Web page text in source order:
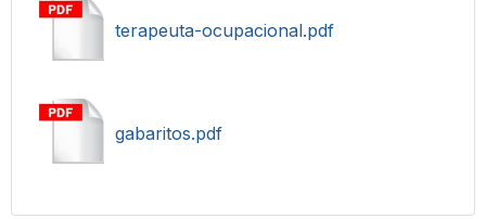
terapeuta-ocupacional.pdf
gabaritos.pdf